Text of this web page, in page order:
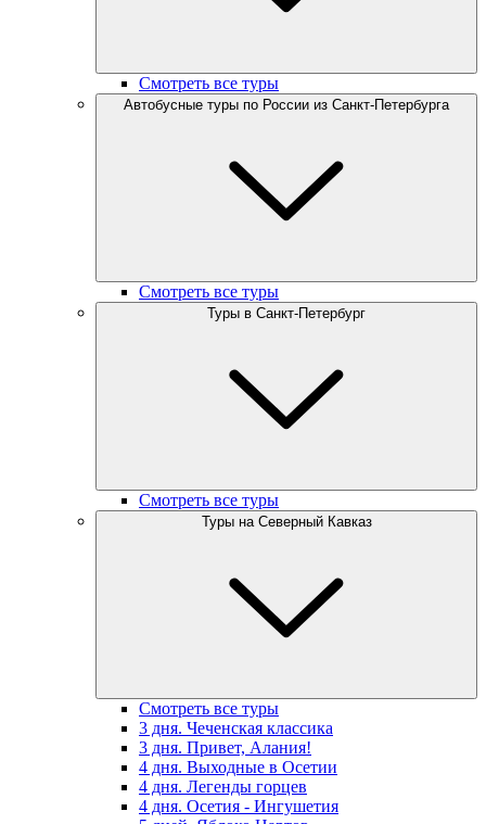
Смотреть все туры
Автобусные туры по России из Санкт-Петербурга
Смотреть все туры
Туры в Санкт-Петербург
Смотреть все туры
Туры на Северный Кавказ
Смотреть все туры
3 дня. Чеченская классика
3 дня. Привет, Алания!
4 дня. Выходные в Осетии
4 дня. Легенды горцев
4 дня. Осетия - Ингушетия